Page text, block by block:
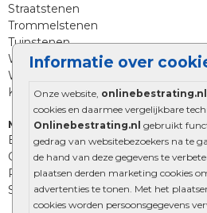
Informatie over
Onze website, onlinebestrating.nl
cookies en daarmee vergelijkbare
Onlinebestrating.nl gebruikt
gedrag van websitebezoekers na te
de hand van deze gegevens te
plaatsen derden marketing cookies
advertenties te tonen. Met het
cookies worden persoonsgegevens
Straatstenen
Trommelstenen
Tuinstenen
Waalformaat
Wildverband bestrating
Kingstones
Muurelementen
Betonbielzen
Opsluitbanden
Palissades
Stapelblokken